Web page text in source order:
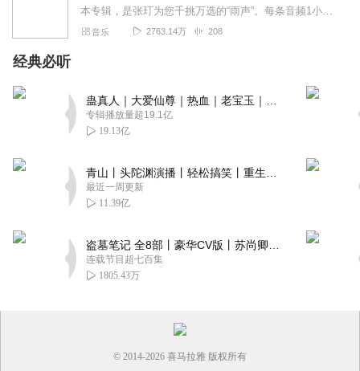
本专辑，是张玎为您千挑万选的“雨声”。每条音频1小时，中间没有打扰。有轻柔细雨、淅淅沥沥；雨滴入水，滴答作响；隐隐雷声，隆隆为伴；流水潺潺，映入耳畔。这里没有音...
音乐 2763.14万 208
经典必听
专辑播放量超19.1亿
19.13亿
最近一周更新
11.39亿
连载节目超七百集
1805.43万
© 2014-2026 喜马拉雅 版权所有